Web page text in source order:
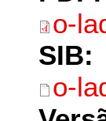
o-
SIB:
o-